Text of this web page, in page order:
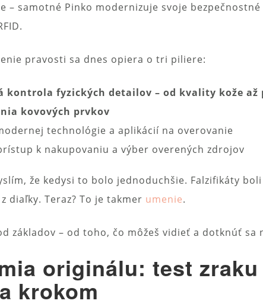
– samotné Pinko modernizuje svoje bezpečnostné
pravosti sa dnes opiera o tri piliere:
kontrola fyzických detailov – od kvality kože až
kovových prvkov
technológie a aplikácií na overovanie
k nakupovaniu a výber overených zdrojov
že kedysi to bolo jednoduchšie. Falzifikáty
diaľky. Teraz? To je takmer umenie.
základov – od toho, čo môžeš vidieť a dotknúť sa
originálu: test zraku
krokom